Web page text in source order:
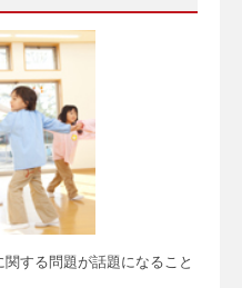
する問題が話題になること